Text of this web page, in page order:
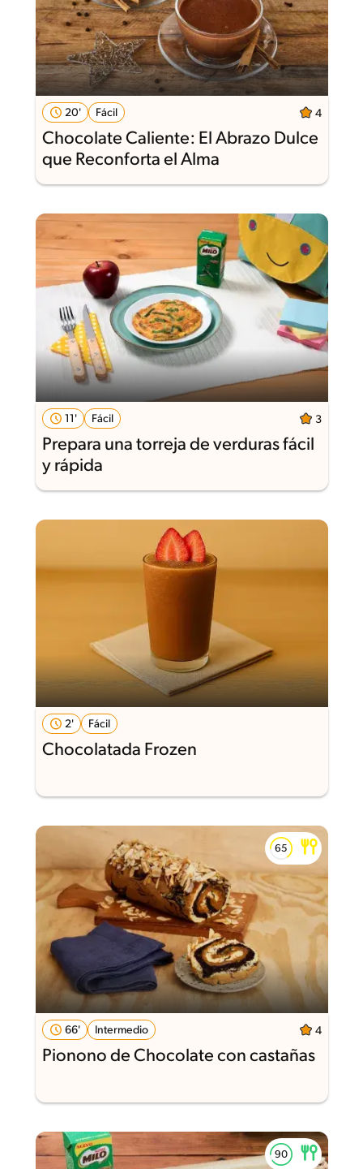
20' Fácil 4
Chocolate Caliente: El Abrazo Dulce
que Reconforta el Alma
11' Fácil 3
Prepara una torreja de verduras fácil
y rápida
2' Fácil
Chocolatada Frozen
66' Intermedio 4
Pionono de Chocolate con castañas